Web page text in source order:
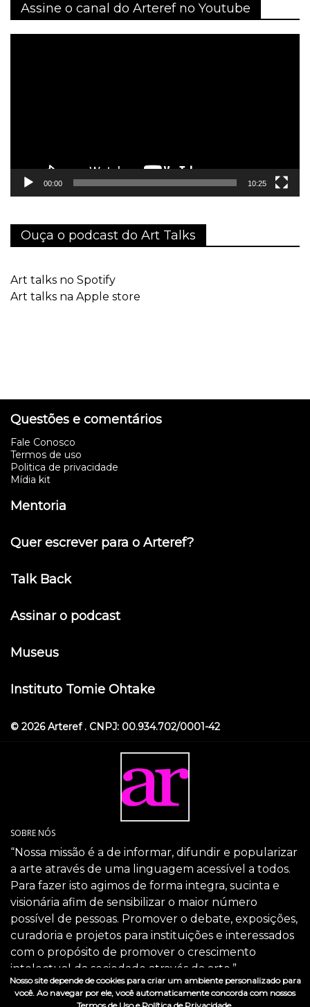
Assine o canal do Arteref no Youtube
00:00 10:25
Ouça o podcast do Art Talks
Art talks no Spotify
Art talks na Apple store
Questões e comentários
Fale Conosco
Termos de uso
Politica de privacidade
Mídia kit
Mentoria
Quer escrever para o Arteref?
Talk Back
Assinar o podcast
Museus
Instituto Tomie Ohtake
© 2026 Arteref . CNPJ: 00.934.702/0001-42
SOBRE NÓS
“Nossa missão é a de informar, difundir e popularizar
a arte através de uma linguagem acessível a todos.
Para fazer isto agimos de forma integra, sucinta e
visionária afim de sensibilizar o maior número
possível de pessoas. Promover o debate, exposições,
curadoria e projetos para instituições e interessados
com o propósito de promover o crescimento
intelectual da sociedade através da arte.”
SIGA-NOS
Nosso site depende de cookies para criar um ambiente personalizado para
você. Ao navegar por ele, você automaticamente concorda com nossos